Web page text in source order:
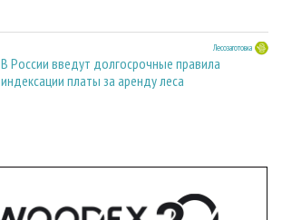
Лесозаготовка
В России введут долгосрочные правила
индексации платы за аренду леса